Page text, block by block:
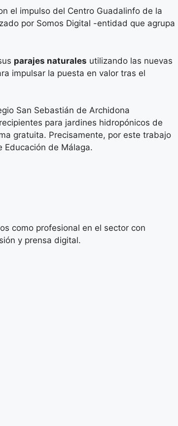
el impulso del Centro Guadalinfo de la
por Somos Digital -entidad que agrupa
parajes naturales utilizando las nuevas
impulsar la puesta en valor tras el
San Sebastián de Archidona
para jardines hidropónicos de
gratuita. Precisamente, por este trabajo
Educación de Málaga.
como profesional en el sector con
y prensa digital.